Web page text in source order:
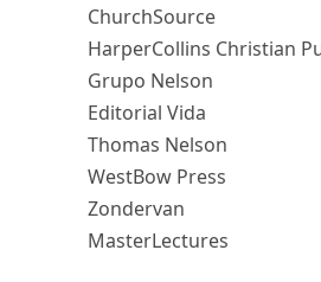
ChurchSource
HarperCollins Christian
Grupo Nelson
Editorial Vida
Thomas Nelson
WestBow Press
Zondervan
MasterLectures